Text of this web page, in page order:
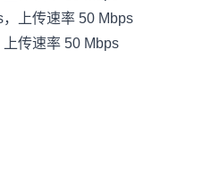
上传速率 50 Mbps
传速率 50 Mbps